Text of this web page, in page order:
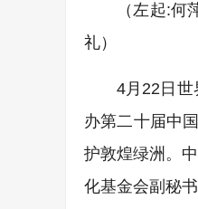
（左起:
礼）
4月22日世
办第二十届中
护敦煌绿洲。
化基金会副秘